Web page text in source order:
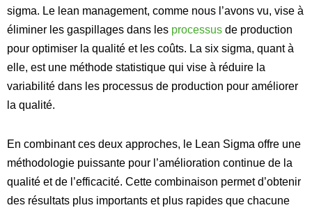
sigma. Le lean management, comme nous l’avons vu, vise à
éliminer les gaspillages dans les processus de production
pour optimiser la qualité et les coûts. La six sigma, quant à
elle, est une méthode statistique qui vise à réduire la
variabilité dans les processus de production pour améliorer
la qualité.
En combinant ces deux approches, le Lean Sigma offre une
méthodologie puissante pour l’amélioration continue de la
qualité et de l’efficacité. Cette combinaison permet d’obtenir
des résultats plus importants et plus rapides que chacune